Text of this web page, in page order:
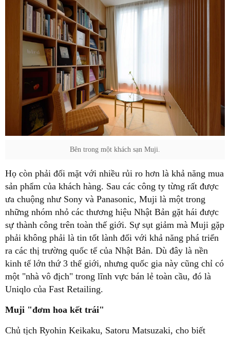
Bên trong một khách sạn Muji.
Họ còn phải đối mặt với nhiều rủi ro hơn là khả năng mua
sản phẩm của khách hàng. Sau các công ty từng rất được
ưa chuộng như Sony và Panasonic, Muji là một trong
những nhóm nhỏ các thương hiệu Nhật Bản gặt hái được
sự thành công trên toàn thế giới. Sự sụt giảm mà Muji gặp
phải không phải là tin tốt lành đối với khả năng phá triển
ra các thị trường quốc tế của Nhật Bản. Dù đây là nền
kinh tế lớn thứ 3 thế giới, nhưng quốc gia này cũng chỉ có
một "nhà vô địch" trong lĩnh vực bán lẻ toàn cầu, đó là
Uniqlo của Fast Retailing.
Muji "đơm hoa kết trái"
Chủ tịch Ryohin Keikaku, Satoru Matsuzaki, cho biết